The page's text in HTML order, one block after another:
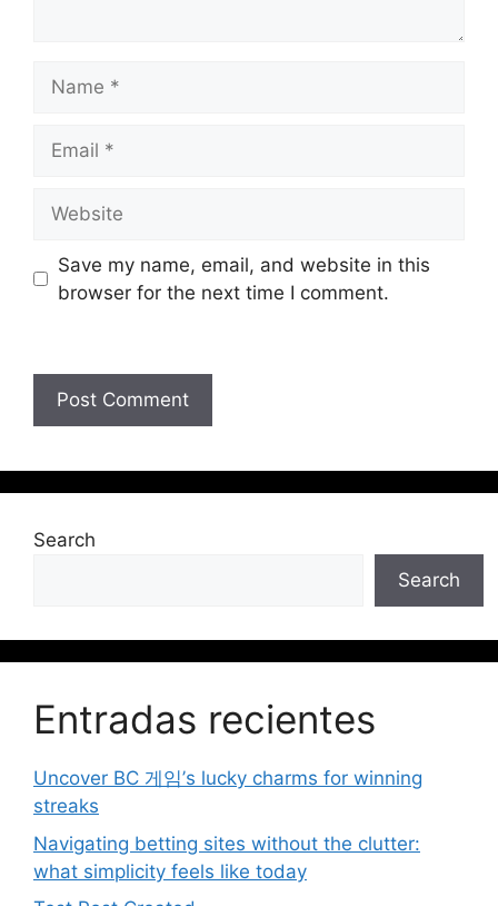
Save my name, email, and website in this
browser for the next time I comment.
Search
Search
Entradas recientes
Uncover BC 게임’s lucky charms for winning
streaks
Navigating betting sites without the clutter:
what simplicity feels like today